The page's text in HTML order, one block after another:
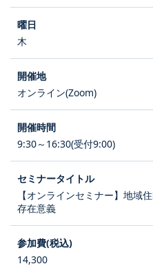
木
オンライン(Zoom)
9:30～16:30(受付9:00)
【オンラインセミナー】地域
存在意義
14,300